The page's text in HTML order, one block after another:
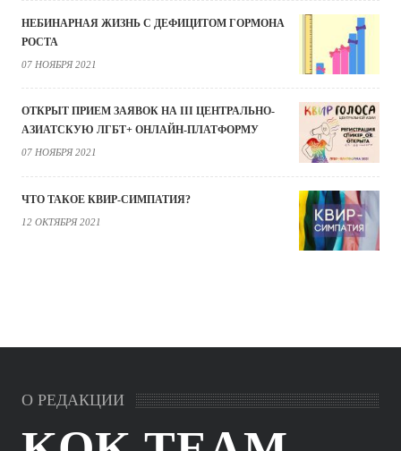
НЕБИНАРНАЯ ЖИЗНЬ С ДЕФИЦИТОМ ГОРМОНА
РОСТА
07 НОЯБРЯ 2021
ОТКРЫТ ПРИЕМ ЗАЯВОК НА III ЦЕНТРАЛЬНО-
АЗИАТСКУЮ ЛГБТ+ ОНЛАЙН-ПЛАТФОРМУ
07 НОЯБРЯ 2021
ЧТО ТАКОЕ КВИР-СИМПАТИЯ?
12 ОКТЯБРЯ 2021
О РЕДАКЦИИ